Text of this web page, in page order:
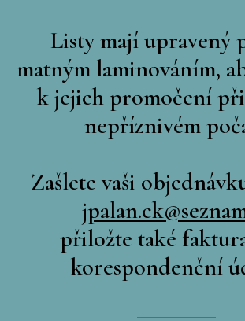
Listy mají upravený
matným laminováním,
k jejich promočení
nepříznivém
Zašlete vaši
přiložte také
korespondenční